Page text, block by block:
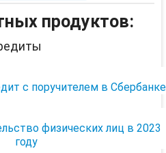
продуктов:
с поручителем в Сбербанке
физических лиц в 2023
году